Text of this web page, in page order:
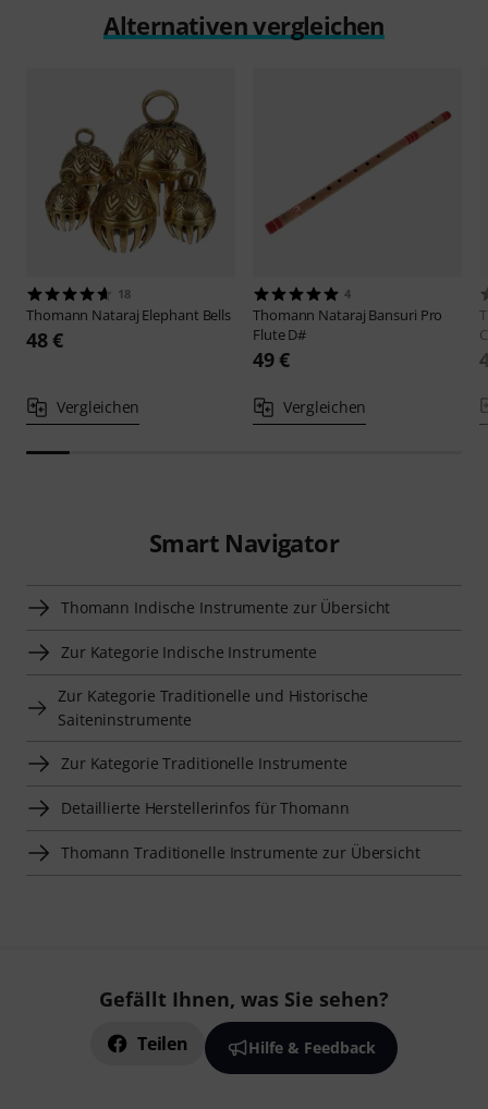
Alternativen vergleichen
18
Thomann Nataraj Elephant Bells
48 €
Vergleichen
4
Thomann Nataraj Bansuri Pro
Flute D#
49 €
Vergleichen
Smart Navigator
Thomann Indische Instrumente zur Übersicht
Zur Kategorie Indische Instrumente
Zur Kategorie Traditionelle und Historische
Saiteninstrumente
Zur Kategorie Traditionelle Instrumente
Detaillierte Herstellerinfos für Thomann
Thomann Traditionelle Instrumente zur Übersicht
Gefällt Ihnen, was Sie sehen?
Teilen Hilfe & Feedback